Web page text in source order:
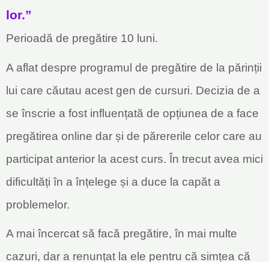
lor.”
Perioadă de pregătire 10 luni.
A aflat despre programul de pregătire de la părinții
lui care căutau acest gen de cursuri. Decizia de a
se înscrie a fost influențată de opțiunea de a face
pregătirea online dar și de părererile celor care au
participat anterior la acest curs. În trecut avea mici
dificultăți în a înțelege și a duce la capăt a
problemelor.
A mai încercat să facă pregătire, în mai multe
cazuri, dar a renunțat la ele pentru că simțea că